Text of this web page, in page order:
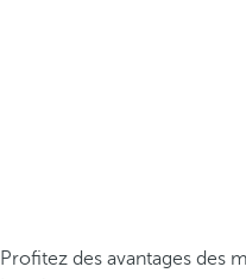
Profitez des avantages des